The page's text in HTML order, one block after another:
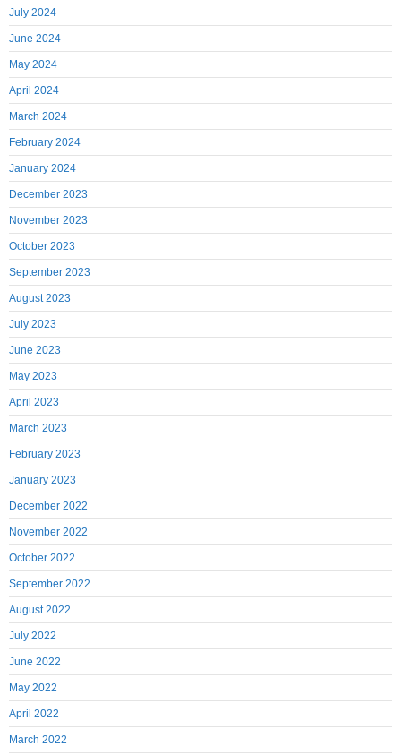
July 2024
June 2024
May 2024
April 2024
March 2024
February 2024
January 2024
December 2023
November 2023
October 2023
September 2023
August 2023
July 2023
June 2023
May 2023
April 2023
March 2023
February 2023
January 2023
December 2022
November 2022
October 2022
September 2022
August 2022
July 2022
June 2022
May 2022
April 2022
March 2022